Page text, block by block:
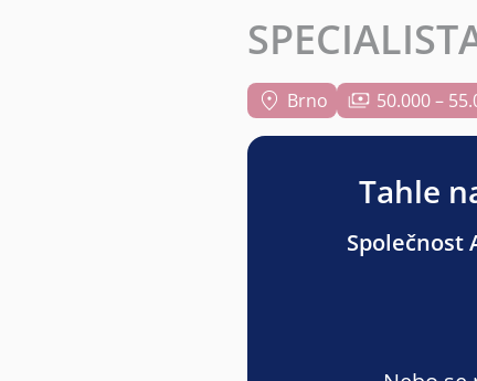
Brno 50.000 –
Tahle
Společnost